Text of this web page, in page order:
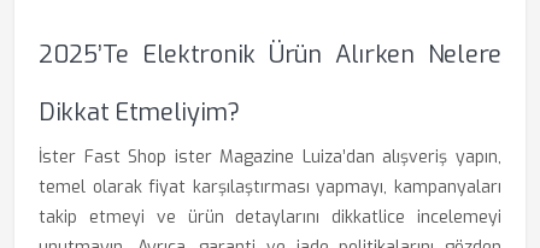
2025’te Elektronik Ürün Alırken Nelere
Dikkat Etmeliyim?
İster Fast Shop ister Magazine Luiza’dan alışveriş yapın,
temel olarak fiyat karşılaştırması yapmayı, kampanyaları
takip etmeyi ve ürün detaylarını dikkatlice incelemeyi